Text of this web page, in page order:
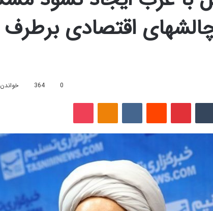
اقتصادی
0
364 خواندن این
‫پین‌ترست ‫رددیت